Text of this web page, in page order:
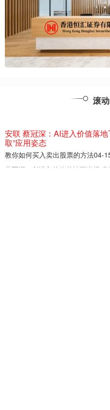
滚
安联 蔡冠深：AI进入价值落
取”应用姿态
教你如何买入卖出股票的方法04-
蔡冠深：AI进入价值落地下半场